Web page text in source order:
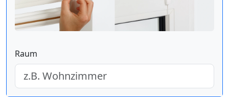
Raum